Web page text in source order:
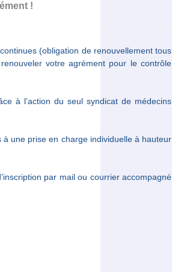
!
(obligation de renouvellement tous
votre agrément pour le contrôle
à l’action du seul syndicat de médecins
une prise en charge individuelle à hauteur
par mail ou courrier accompagné